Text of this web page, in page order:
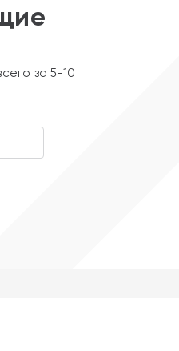
за 5-10